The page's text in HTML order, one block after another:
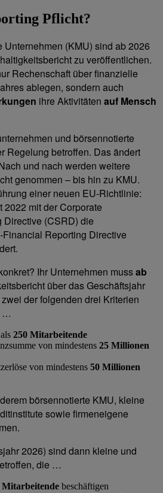
Pflicht?
(KMU) sind ab 2026
zu veröffentlichen.
Rechenschaft über finanzielle
ablegen, sondern auch
ihre Aktivitäten auf Mensch
und börsennotierte
Regelung betroffen. Das ändert
und nach werden weitere
genommen – bis hin zu KMU.
einer neuen EU-Richtlinie:
mit der Corporate
(CSRD) die
Reporting Directive
Ihr Unternehmen mussab
über das Geschäftsjahr
der folgenden drei Kriterien
…
250 Mitarbeitende
von mindestens 25 Millionen
von mindestens 50 Millionen
börsennotierte KMU, kleine
sowie firmeneigene
2026) sind dann kleine und
die …
Mitarbeitende beschäftigen